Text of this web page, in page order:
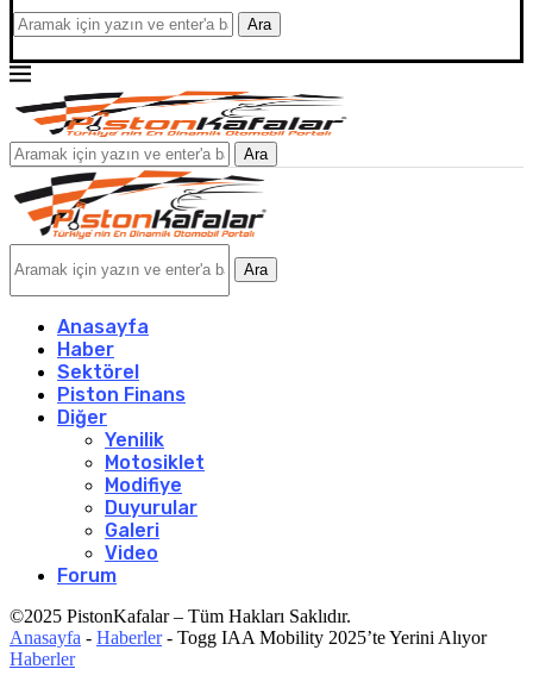
Ara
Ara
Ara
Anasayfa
Haber
Sektörel
Piston Finans
Diğer
Yenilik
Motosiklet
Modifiye
Duyurular
Galeri
Video
Forum
©2025 PistonKafalar – Tüm Hakları Saklıdır.
Anasayfa - Haberler- Togg IAA Mobility 2025’te Yerini Alıyor
Haberler